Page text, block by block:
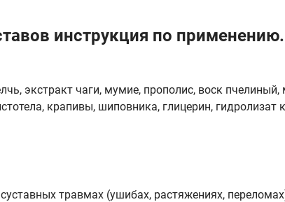
инструкция по применению.
экстракт чаги, мумие, прополис, воск
крапивы, шиповника, глицерин, гидролизат
травмах (ушибах, растяжениях,